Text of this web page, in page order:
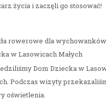
życia i zaczęli go stosować!
rowerowe dla
w Lasowicach Małych
Dom Dziecka w
Podczas wizyty
oświetlenia.